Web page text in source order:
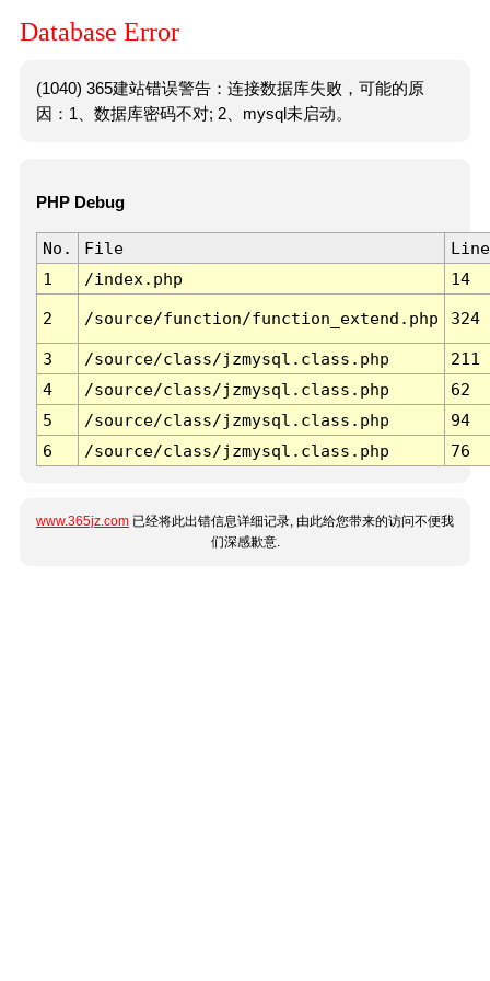
Database Error
(1040) 365建站错误警告：连接数据库失败，可能的原
因：1、数据库密码不对; 2、mysql未启动。
PHP Debug
No. File
Line
1
/index.php 14
2 /source/function/function_extend.php 324
3 /source/class/jzmysql.class.php
211
4
/source/class/jzmysql.class.php
62
5
/source/class/jzmysql.class.php
94
6
/source/class/jzmysql.class.php 76
www.365jz.com 已经将此出错信息详细记录, 由此给您带来的访问不便我
们深感歉意.